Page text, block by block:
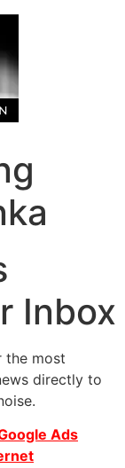
Inbox
the most
directly to
Ads